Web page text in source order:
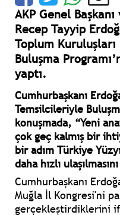
AKP Genel
Recep Tayyip
Toplum
Buluşma
yaptı.
Cumhurbaşkanı
Temsilcileriyle
konuşmada, “Yeni
çok geç kalmış bir
bir adım Türkiye
daha hızlı
Cumhurbaşkanı
Muğla İl Kongresi'ni
gerçekleştirdiklerini